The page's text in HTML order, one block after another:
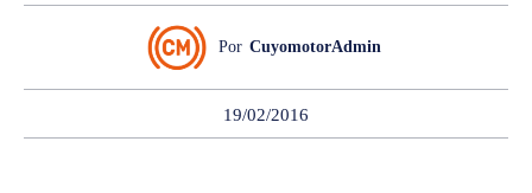
Por CuyomotorAdmin
19/02/2016